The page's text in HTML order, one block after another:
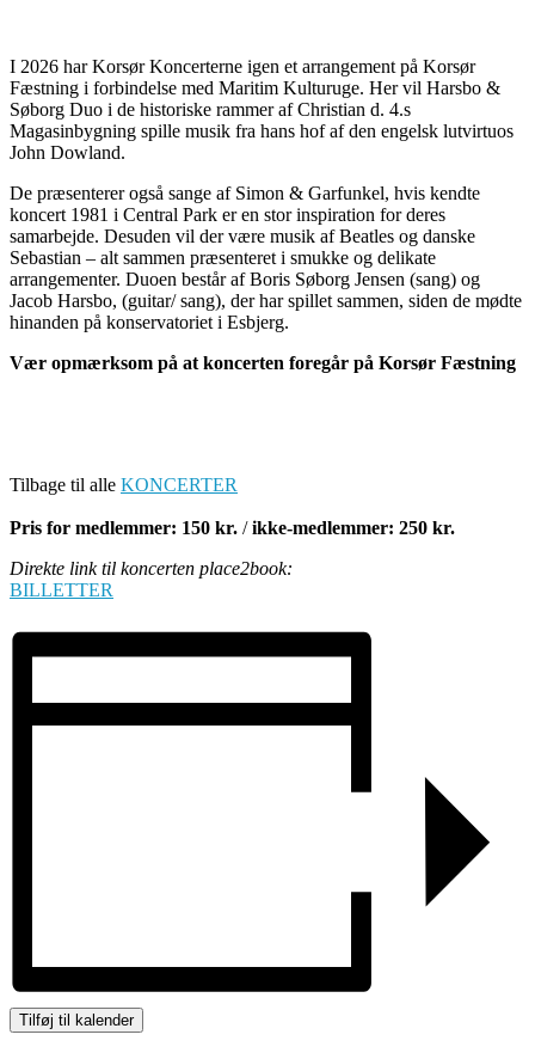
I 2026 har Korsør Koncerterne igen et arrangement på Korsør
Fæstning i forbindelse med Maritim Kulturuge. Her vil Harsbo &
Søborg Duo i de historiske rammer af Christian d. 4.s
Magasinbygning spille musik fra hans hof af den engelsk lutvirtuos
John Dowland.
De præsenterer også sange af Simon & Garfunkel, hvis kendte
koncert 1981 i Central Park er en stor inspiration for deres
samarbejde. Desuden vil der være musik af Beatles og danske
Sebastian – alt sammen præsenteret i smukke og delikate
arrangementer. Duoen består af Boris Søborg Jensen (sang) og
Jacob Harsbo, (guitar/ sang), der har spillet sammen, siden de mødte
hinanden på konservatoriet i Esbjerg.
Vær opmærksom på at koncerten foregår på Korsør Fæstning
Tilbage til alle KONCERTER
Pris for medlemmer: 150 kr. /ikke-medlemmer: 250 kr.
Direkte link til koncerten place2book:
BILLETTER
Tilføj til kalender